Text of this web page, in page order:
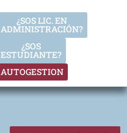
AUTOGESTION
¿SOS
ESTUDIANTE?
¿SOS LIC. EN
ADMINISTRACIÓN?